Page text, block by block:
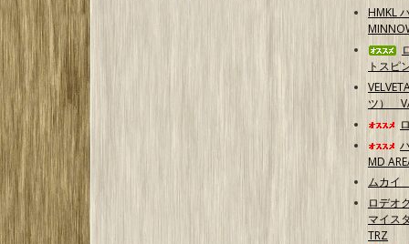
HMKL
トスピ
ツ）
MD
ムカイ
ロデオ
マイス
TRZ